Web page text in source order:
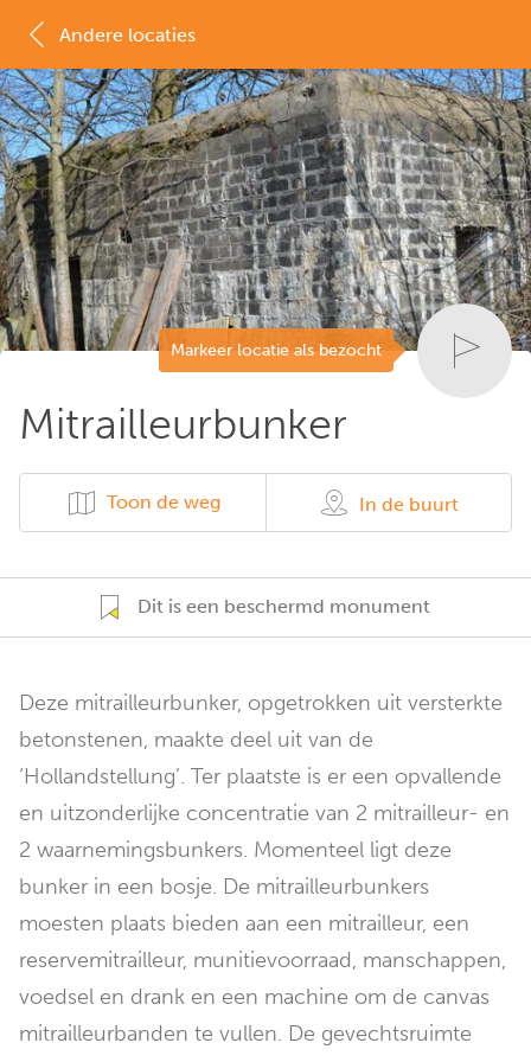
Markeer locatie als bezocht
Mitrailleurbunker
Toon de weg In de buurt
Dit is een beschermd monument
Deze mitrailleurbunker, opgetrokken uit versterkte
betonstenen, maakte deel uit van de
‘Hollandstellung’. Ter plaatste is er een opvallende
en uitzonderlijke concentratie van 2 mitrailleur- en
2 waarnemingsbunkers. Momenteel ligt deze
bunker in een bosje. De mitrailleurbunkers
moesten plaats bieden aan een mitrailleur, een
reservemitrailleur, munitievoorraad, manschappen,
voedsel en drank en een machine om de canvas
mitrailleurbanden te vullen. De gevechtsruimte
Andere locaties
MAP LIJST